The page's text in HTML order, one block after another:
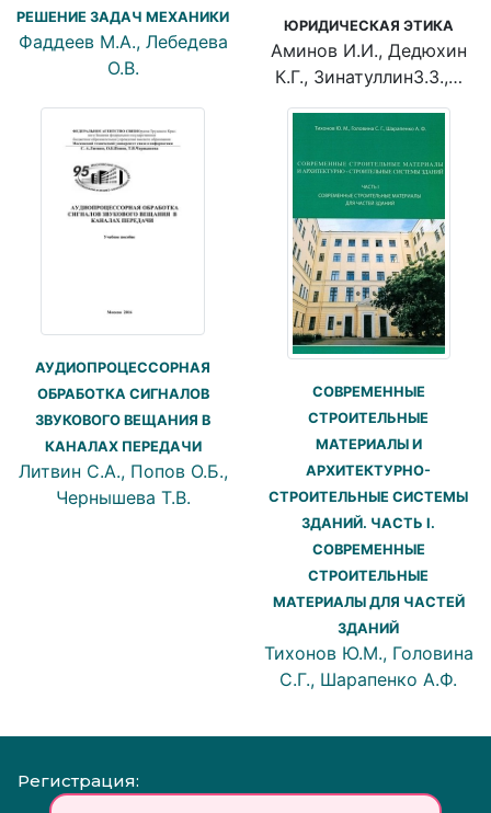
РЕШЕНИЕ ЗАДАЧ МЕХАНИКИ
Фаддеев М.А., Лебедева
О.В.
ЮРИДИЧЕСКАЯ ЭТИКА
Аминов И.И., Дедюхин
К.Г., Зинатуллин3.3.,…
АУДИОПРОЦЕССОРНАЯ
ОБРАБОТКА СИГНАЛОВ
ЗВУКОВОГО ВЕЩАНИЯ В
КАНАЛАХ ПЕРЕДАЧИ
Литвин С.А., Попов О.Б.,
Чернышева Т.В.
СОВРЕМЕННЫЕ
СТРОИТЕЛЬНЫЕ
МАТЕРИАЛЫ И
АРХИТЕКТУРНО-
СТРОИТЕЛЬНЫЕ СИСТЕМЫ
ЗДАНИЙ. ЧАСТЬ I.
СОВРЕМЕННЫЕ
СТРОИТЕЛЬНЫЕ
МАТЕРИАЛЫ ДЛЯ ЧАСТЕЙ
ЗДАНИЙ
Тихонов Ю.М., Головина
С.Г., Шарапенко А.Ф.
Регистрация: